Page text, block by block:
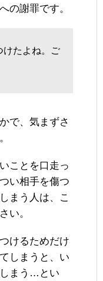
の謝罪です。
けたよね。ご
で、気まずさ
ことを口走っ
い相手を傷つ
まう人は、こ
い。
けるためだけ
しまうと、い
まう…とい